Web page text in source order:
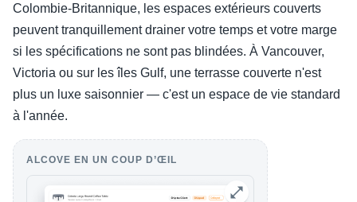
Colombie-Britannique, les espaces extérieurs couverts
peuvent tranquillement drainer votre temps et votre marge
si les spécifications ne sont pas blindées. À Vancouver,
Victoria ou sur les îles Gulf, une terrasse couverte n'est
plus un luxe saisonnier — c'est un espace de vie standard
à l'année.
ALCOVE EN UN COUP D’ŒIL